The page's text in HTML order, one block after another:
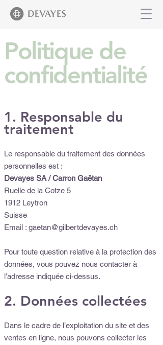
Politique de
confidentialité
1. Responsable du
traitement
Le responsable du traitement des données
personnelles est :
Devayes SA / Carron Gaëtan
Ruelle de la Cotze 5
1912 Leytron
Suisse
Email : gaetan@gilbertdevayes.ch
Pour toute question relative à la protection des
données, vous pouvez nous contacter à
l’adresse indiquée ci-dessus.
2. Données collectées
Dans le cadre de l’exploitation du site et des
ventes en ligne, nous pouvons collecter les